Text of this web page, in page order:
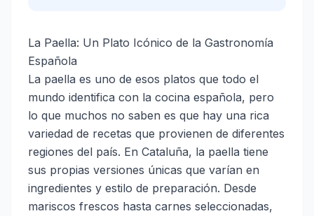
La Paella: Un Plato Icónico de la Gastronomía
Española
La paella es uno de esos platos que todo el
mundo identifica con la cocina española, pero
lo que muchos no saben es que hay una rica
variedad de recetas que provienen de diferentes
regiones del país. En Cataluña, la paella tiene
sus propias versiones únicas que varían en
ingredientes y estilo de preparación. Desde
mariscos frescos hasta carnes seleccionadas,